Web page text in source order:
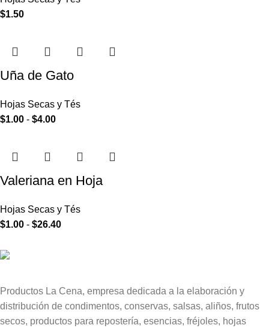
$1.50
Uña de Gato
Hojas Secas y Tés
$1.00 - $4.00
Valeriana en Hoja
Hojas Secas y Tés
$1.00 - $26.40
Productos La Cena, empresa dedicada a la elaboración y
distribución de condimentos, conservas, salsas, aliños, frutos
secos, productos para repostería, esencias, fréjoles, hojas